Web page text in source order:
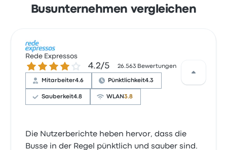
Busunternehmen vergleichen
Rede Expressos
4.2 von 5 Sternen4.2/5 26.563 Bewertungen
Mitarbeiter4.6 Pünktlichkeit4.3
Sauberkeit4.8 WLAN3.8
Die Nutzerberichte heben hervor, dass die
Busse in der Regel pünktlich und sauber sind.